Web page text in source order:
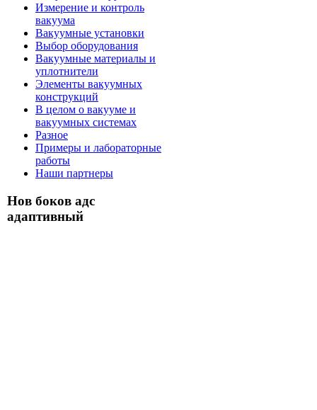
Измерение и контроль
вакуума
Вакуумные установки
Выбор оборудования
Вакуумные материалы и
уплотнители
Элементы вакуумных
конструкций
В целом о вакууме и
вакуумных системах
Разное
Примеры и лабораторные
работы
Наши партнеры
Нов боков адс
адаптивный